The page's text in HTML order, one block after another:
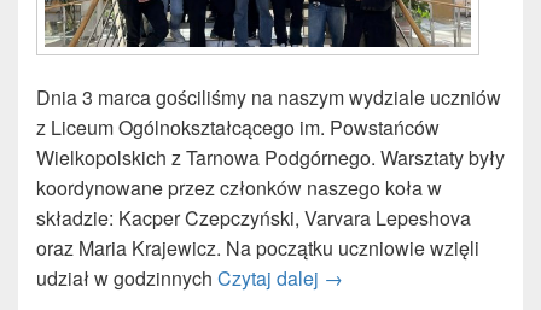
Dnia 3 marca gościliśmy na naszym wydziale uczniów
z Liceum Ogólnokształcącego im. Powstańców
Wielkopolskich z Tarnowa Podgórnego. Warsztaty były
koordynowane przez członków naszego koła w
składzie: Kacper Czepczyński, Varvara Lepeshova
oraz Maria Krajewicz. Na początku uczniowie wzięli
udział w godzinnych Czytaj dalej Zespoleni,
→